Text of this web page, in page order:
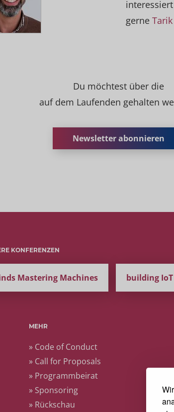
gerne
Du möchtest über die
auf dem Laufenden gehalten
Newsletter abonnieren
KONFERENZEN
Mastering Machines building IoT
MEHR
» Code of Conduct
» Call for Proposals
» Programmbeirat
» Sponsoring
» Rückschau